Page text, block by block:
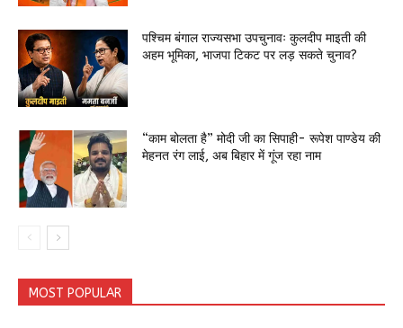
पश्चिम बंगाल राज्यसभा उपचुनावः कुलदीप माइती की
अहम भूमिका, भाजपा टिकट पर लड़ सकते चुनाव?
“काम बोलता है” मोदी जी का सिपाही- रूपेश पाण्डेय की
मेहनत रंग लाई, अब बिहार में गूंज रहा नाम
MOST POPULAR